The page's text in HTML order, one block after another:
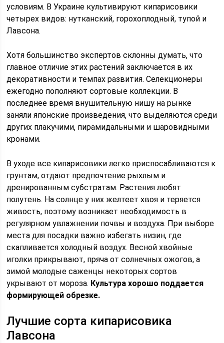
условиям. В Украине культивируют кипарисовики
четырех видов: нутканский, горохоплодный, тупой и
Лавсона.
Хотя большинство экспертов склонны думать, что
главное отличие этих растений заключается в их
декоративности и темпах развития. Селекционеры
ежегодно пополняют сортовые коллекции. В
последнее время внушительную нишу на рынке
заняли японские произведения, что выделяются среди
других плакучими, пирамидальными и шаровидными
кронами.
В уходе все кипарисовики легко приспосабливаются к
грунтам, отдают предпочтение рыхлым и
дренированным субстратам. Растения любят
полутень. На солнце у них желтеет хвоя и теряется
живость, поэтому возникает необходимость в
регулярном увлажнении почвы и воздуха. При выборе
места для посадки важно избегать низин, где
скапливается холодный воздух. Весной хвойные
иголки прикрывают, пряча от солнечных ожогов, а
зимой молодые саженцы некоторых сортов
укрывают от мороза. Культура хорошо поддается
формирующей обрезке.
Лучшие сорта кипарисовика
Лавсона